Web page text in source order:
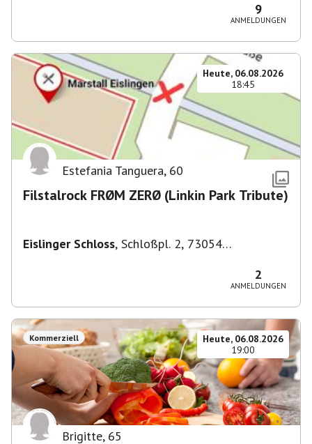
9
ANMELDUNGEN
Heute, 06.08.2026
18:45
Estefania Tanguera, 60
Filstalrock FRØM ZERØ (Linkin Park Tribute)
Eislinger Schloss, Schloßpl. 2, 73054
2
ANMELDUNGEN
Kommerziell
Heute, 06.08.2026
19:00
Brigitte, 65